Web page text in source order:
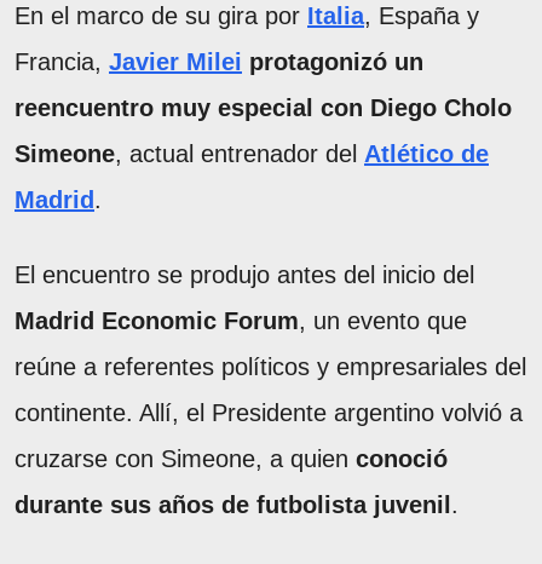
En el marco de su gira por Italia, España y
Francia, Javier Milei protagonizó un
reencuentro muy especial con Diego Cholo
Simeone, actual entrenador del Atlético de
Madrid .
El encuentro se produjo antes del inicio del
Madrid Economic Forum, un evento que
reúne a referentes políticos y empresariales del
continente. Allí, el Presidente argentino volvió a
cruzarse con Simeone, a quien conoció
durante sus años de futbolista juvenil .